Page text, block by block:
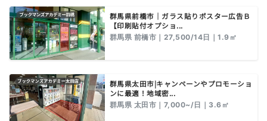
群馬県前橋市｜ガラス貼りポスター広告Ｂ
【印刷貼付オプショ...
群馬県 前橋市｜27,500/14日｜1.9㎡
群馬県太田市|キャンペーンやプロモーショ
ンに最適！地域密...
群馬県 太田市｜7,000~/日｜3.6㎡